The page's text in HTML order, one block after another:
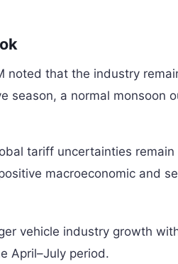
noted that the industry
season, a normal monsoon
tariff uncertainties
macroeconomic and
vehicle industry growth
April–July period.